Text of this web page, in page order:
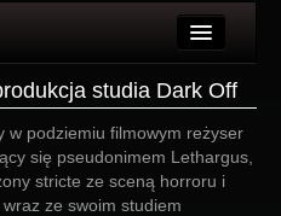
studia Dark Off
w podziemiu filmowym reżyser
się pseudonimem Lethargus,
stricte ze sceną horroru i
ze swoim studiem